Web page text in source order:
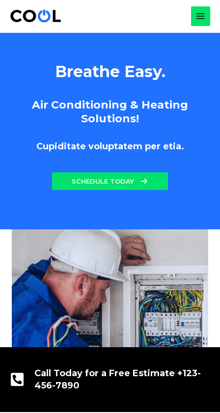
Breathe Easy.
Air Conditioning & Heating
Solutions!
Cupiditate voluptatem per etia.
SCHEDULE TODAY
Call Today for a Free Estimate +123-
456-7890